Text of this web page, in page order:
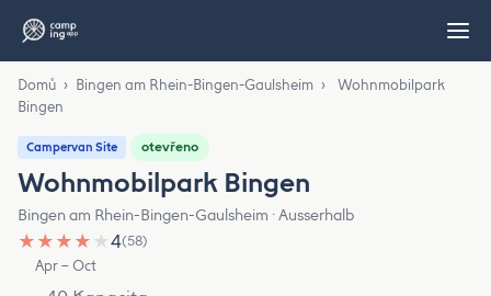
Domů › Bingen am Rhein-Bingen-Gaulsheim ›
Wohnmobilpark
Bingen
Campervan Site otevřeno
Wohnmobilpark Bingen
Bingen am Rhein-Bingen-Gaulsheim · Ausserhalb
★ ★ ★ ★ ★4(58)
Apr – Oct